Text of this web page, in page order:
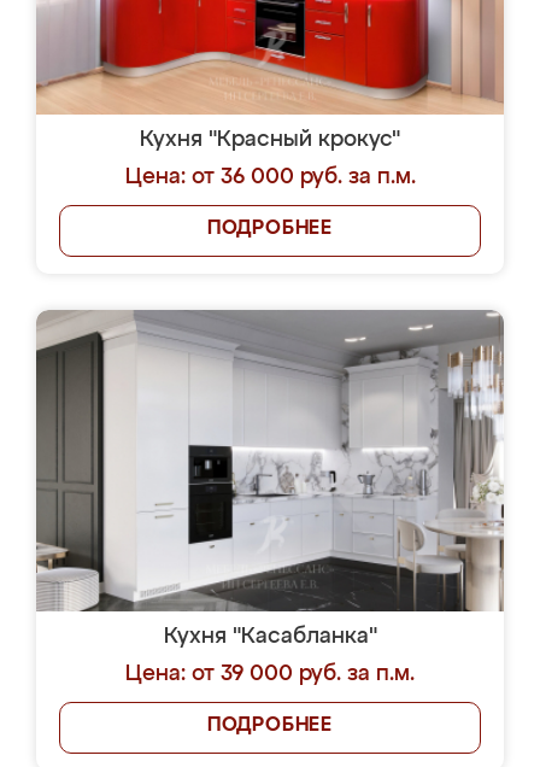
Кухня "Красный крокус"
Цена: от 36 000 руб. за п.м.
ПОДРОБНЕЕ
Кухня "Касабланка"
Цена: от 39 000 руб. за п.м.
ПОДРОБНЕЕ